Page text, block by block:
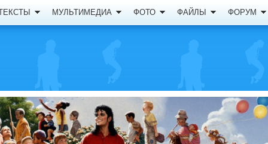
МУЛЬТИМЕДИА ФОТО ФАЙЛЫ ФОРУМ